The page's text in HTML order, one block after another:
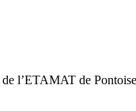
l’ETAMAT de